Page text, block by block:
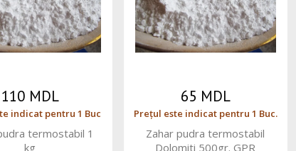
110 MDL
indicat pentru 1 Buc
termostabil 1
kg
65 MDL
Prețul este indicat pentru 1 Buc.
Zahar pudra termostabil
Dolomiti 500gr. GPR